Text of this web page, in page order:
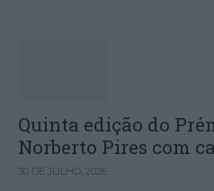
Quinta edição do
Norberto Pires com
30 DE JULHO, 2026